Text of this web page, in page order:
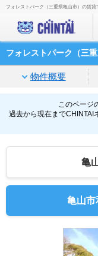
フォレストパーク（三重県亀山市）の賃
フォレストパーク（三
物件概要
このページ
過去から現在までCHINTAI
亀
亀山市